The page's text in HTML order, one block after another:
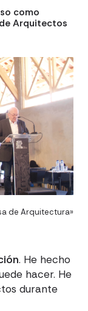
como
Arquitectos
de Arquitectura»
. He hecho
hacer. He
durante